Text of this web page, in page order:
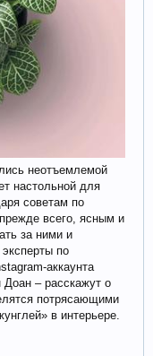
неотъемлемой
настольной для
советам по
всего, ясным и
за ними и
по
аккаунта
– расскажут о
потрясающими
в интерьере.